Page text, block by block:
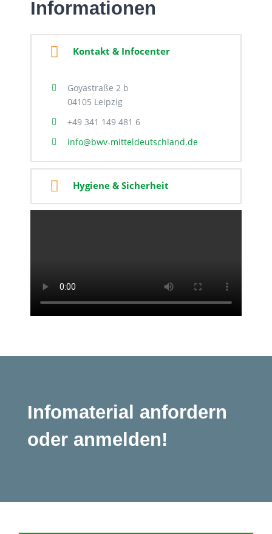
Informationen
Kontakt & Infocenter
Goyastraße 2 b
04105 Leipzig
+49 341 149 481 6
info@bwv-mitteldeutschland.de
Hygiene & Sicherheit
Infomaterial anfordern
oder anmelden!